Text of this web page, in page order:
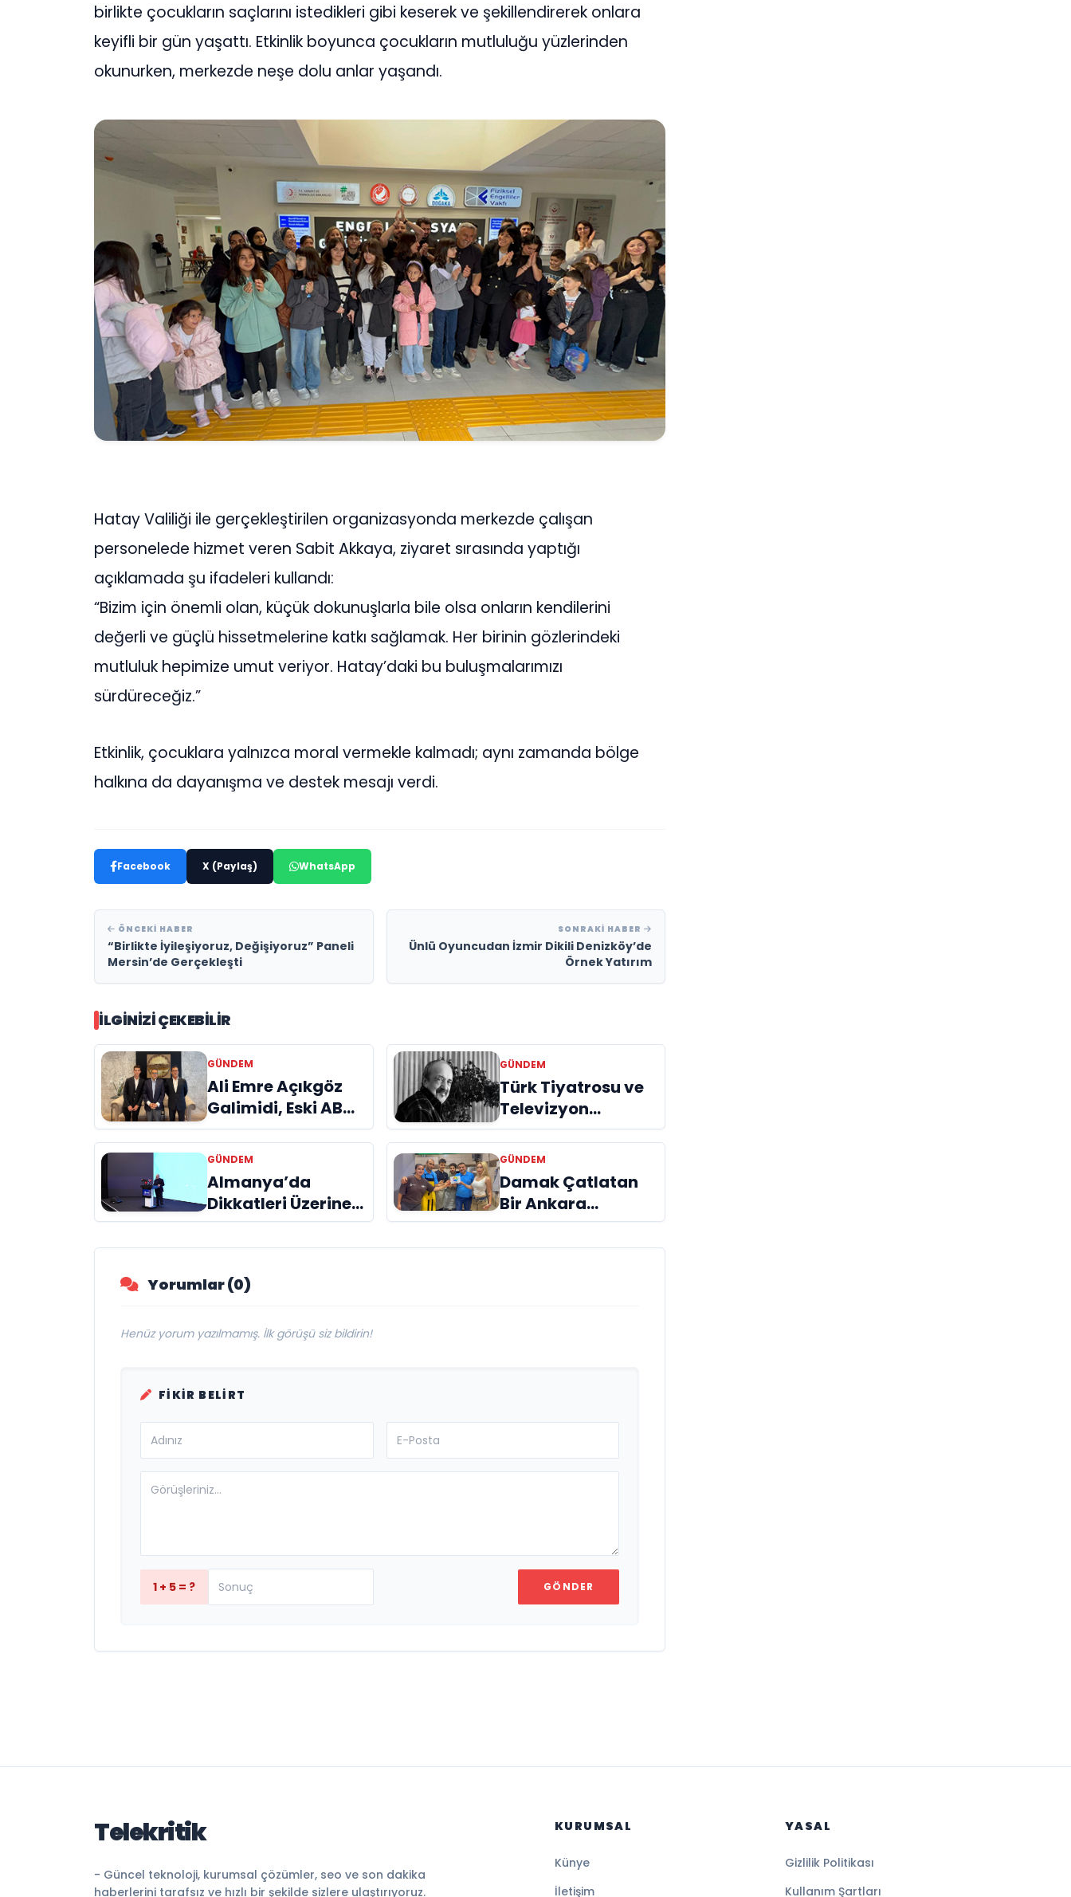
birlikte çocukların saçlarını istedikleri gibi keserek ve şekillendirerek onlara
keyifli bir gün yaşattı. Etkinlik boyunca çocukların mutluluğu yüzlerinden
okunurken, merkezde neşe dolu anlar yaşandı.
Hatay Valiliği ile gerçekleştirilen organizasyonda merkezde çalışan
personelede hizmet veren Sabit Akkaya, ziyaret sırasında yaptığı
açıklamada şu ifadeleri kullandı:
“Bizim için önemli olan, küçük dokunuşlarla bile olsa onların kendilerini
değerli ve güçlü hissetmelerine katkı sağlamak. Her birinin gözlerindeki
mutluluk hepimize umut veriyor. Hatay’daki bu buluşmalarımızı
sürdüreceğiz.”
Etkinlik, çocuklara yalnızca moral vermekle kalmadı; aynı zamanda bölge
halkına da dayanışma ve destek mesajı verdi.
Facebook X (Paylaş) WhatsApp
ÖNCEKI HABER
“Birlikte İyileşiyoruz, Değişiyoruz” Paneli
Mersin’de Gerçekleşti
SONRAKI HABER
Ünlü Oyuncudan İzmir Dikili Denizköy’de
Örnek Yatırım
İLGINIZI ÇEKEBILIR
GÜNDEM
Ali Emre Açıkgöz
Galimidi, Eski AB
Bakanı ve
Büyükelçi Egemen
Bağış ile Bir Araya
Geldi
GÜNDEM
Türk Tiyatrosu ve
Televizyon
Dünyasının Usta
İsmi Can Kolukısa
Hayatını Kaybetti
GÜNDEM
Almanya’da
Dikkatleri Üzerine
Çeken Türk
Firması: Taşyapı
GÜNDEM
Damak Çatlatan
Bir Ankara
Hikâyesi
Aydınlıkevler’in
Yorumlar (0)
Henüz yorum yazılmamış. İlk görüşü siz bildirin!
FIKIR BELIRT
1 + 5 = ? GÖNDER
Telekritik
- Güncel teknoloji, kurumsal çözümler, seo ve son dakika
haberlerini tarafsız ve hızlı bir şekilde sizlere ulaştırıyoruz.
KURUMSAL
Künye
İletişim
YASAL
Gizlilik Politikası
Kullanım Şartları